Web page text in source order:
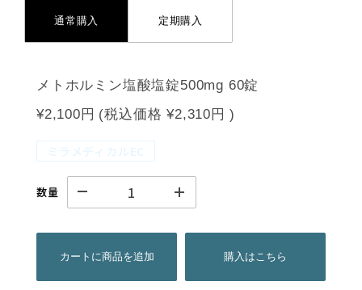
通常購入 定期購入
メトホルミン塩酸塩錠500mg 60錠
¥2,100円 (税込価格¥2,310円 )
ミラメディカルEC
数量
カートに商品を追加 購入はこちら